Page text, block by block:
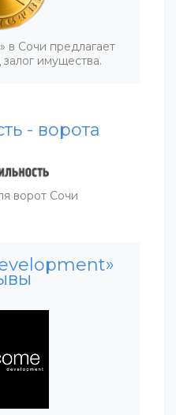
в Сочи предлагает
имущества.
- ворота
ворот Сочи